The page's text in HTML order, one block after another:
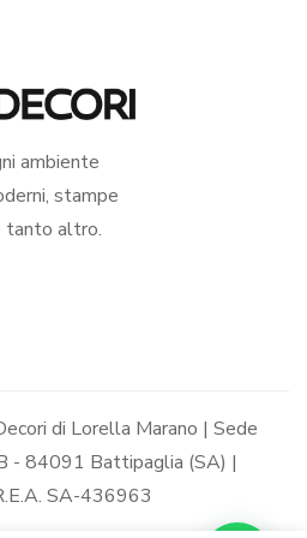
ambiente
stampe
tanto altro.
di Lorella Marano | Sede
- 84091 Battipaglia (SA) |
SA-436963